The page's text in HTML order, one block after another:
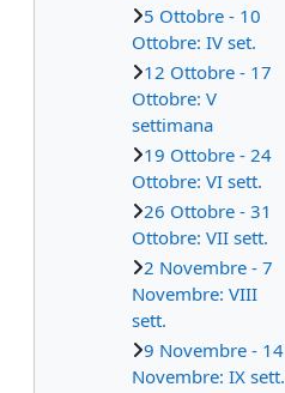
5 Ottobre - 10
Ottobre: IV set.
12 Ottobre - 17
Ottobre: V
settimana
19 Ottobre - 24
Ottobre: VI sett.
26 Ottobre - 31
Ottobre: VII sett.
2 Novembre - 7
Novembre: VIII
sett.
9 Novembre - 14
Novembre: IX sett.